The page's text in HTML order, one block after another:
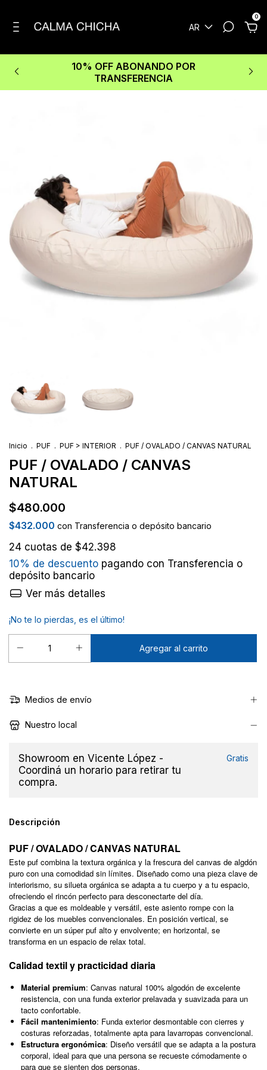
AR
0
10% OFF ABONANDO POR
TRANSFERENCIA
Inicio . PUF . PUF > INTERIOR . PUF / OVALADO / CANVAS NATURAL
PUF / OVALADO / CANVAS
NATURAL
$480.000
$432.000 con Transferencia o depósito bancario
24 cuotas de $42.398
10% de descuento pagando con Transferencia o
depósito bancario
Ver más detalles
¡No te lo pierdas, es el último!
Medios de envío
Nuestro local
Showroom en Vicente López -
Coordiná un horario para retirar tu
compra.
Gratis
Descripción
PUF / OVALADO / CANVAS NATURAL
Este puf combina la textura orgánica y la frescura del canvas de algdón
puro con una comodidad sin límites. Diseñado como una pieza clave de
interiorismo, su silueta orgánica se adapta a tu cuerpo y a tu espacio,
ofreciendo el rincón perfecto para desconectarte del día.
Gracias a que es moldeable y versátil, este asiento rompe con la
rigidez de los muebles convencionales. En posición vertical, se
convierte en un súper puf alto y envolvente; en horizontal, se
transforma en un espacio de relax total.
Calidad textil y practicidad diaria
Material premium: Canvas natural 100% algodón de excelente
resistencia, con una funda exterior prelavada y suavizada para un
tacto confortable.
Fácil mantenimiento: Funda exterior desmontable con cierres y
costuras reforzadas, totalmente apta para lavarropas convencional.
Estructura ergonómica: Diseño versátil que se adapta a la postura
corporal, ideal para que una persona se recueste cómodamente o
para que se sienten dos personas.